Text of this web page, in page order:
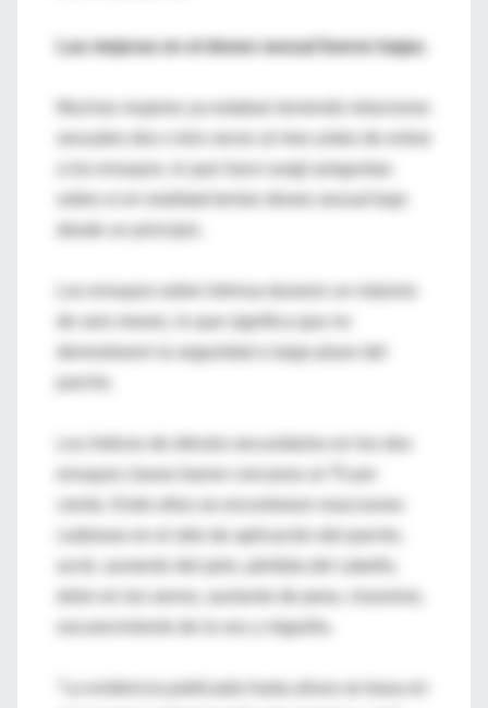
Las mejoras en el deseo sexual fueron bajas.
a los ensayos, lo que hace surgir preguntas
Los ensayos sobre Intrinsa duraron un máximo
de seis meses, lo que significa que no
demostraron la seguridad a largo plazo del
ensayos claves fueron cercanos al 75 por
cutáneas en el sitio de aplicación del parche,
oscurecimiento de la voz y migraña.